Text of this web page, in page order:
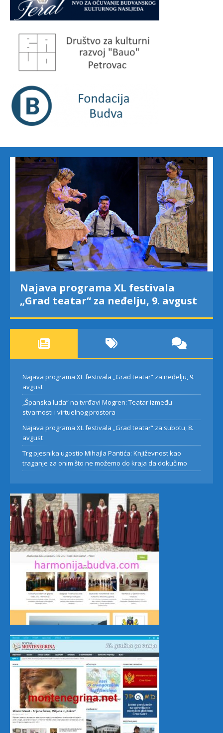
„Španska luda“ na tvrđavi Mogren:
Teatar između stvarnosti i
Najava programa XL festivala „Grad teatar“ za neđelju, 9.
avgust
„Španska luda“ na tvrđavi Mogren: Teatar između
stvarnosti i virtuelnog prostora
Najava programa XL festivala „Grad teatar“ za subotu, 8.
avgust
Trg pjesnika ugostio Mihajla Pantića: Književnost kao
traganje za onim što ne možemo do kraja da dokučimo